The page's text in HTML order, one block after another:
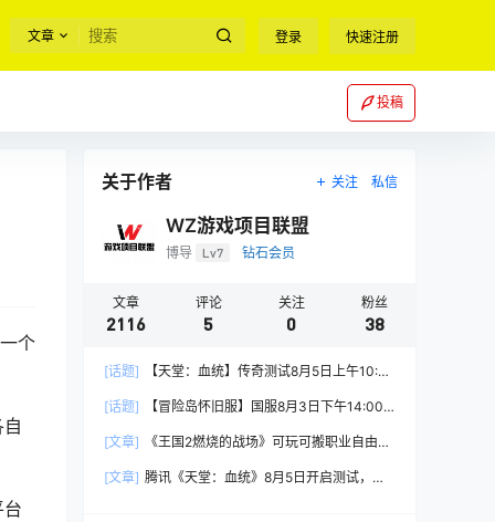
文章 登录 快速注册
投稿
个
关于作者 关注 私信
WZ游戏项目联盟
博导 Lv7 钻石会员
文章
2116
评论
5
关注
0
粉丝
38
[话题]
【天堂：血统】传奇测试8月5日上午10:00
[话题]
【冒险岛怀旧服】国服8月3日下午14:00
[文章]
《王国2燃烧的战场》可玩可搬职业自由，
[文章] 腾讯《天堂：血统》8月5日开启测试，